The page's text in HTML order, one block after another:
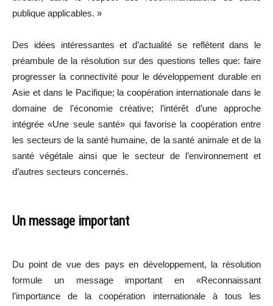
publique applicables. »
Des idées intéressantes et d’actualité se reflètent dans le
préambule de la résolution sur des questions telles que: faire
progresser la connectivité pour le développement durable en
Asie et dans le Pacifique; la coopération internationale dans le
domaine de l’économie créative; l’intérêt d’une approche
intégrée «Une seule santé» qui favorise la coopération entre
les secteurs de la santé humaine, de la santé animale et de la
santé végétale ainsi que le secteur de l’environnement et
d’autres secteurs concernés.
Un message important
Du point de vue des pays en développement, la résolution
formule un message important en «Reconnaissant
l’importance de la coopération internationale à tous les